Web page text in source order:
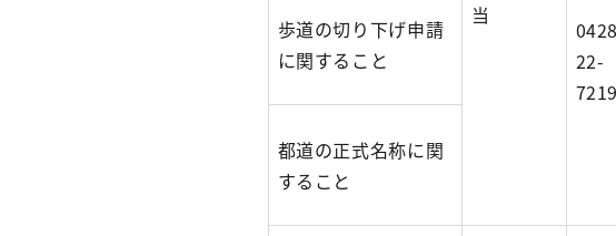
当
22-
7219
歩道の切り下げ申請
に関すること
都道の正式名称に関
すること